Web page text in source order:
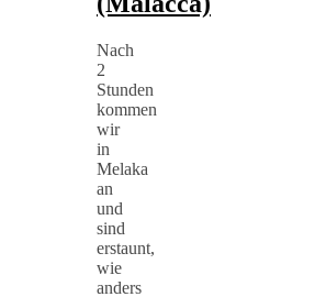
Nach
2
Stunden
kommen
wir
in
Melaka
an
und
sind
erstaunt,
wie
anders